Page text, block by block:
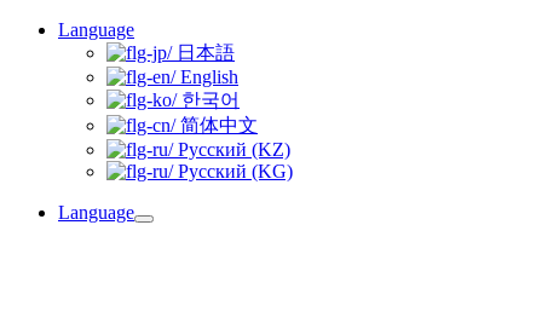
Skip
Language
日本語
English
한국어
简体中文
Русский (KZ)
Русский (KG)
Language